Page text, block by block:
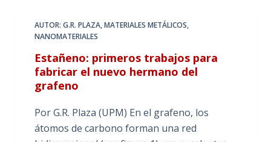
AUTOR: G.R. PLAZA,MATERIALES METÁLICOS,
NANOMATERIALES
Estañeno: primeros trabajos para
fabricar el nuevo hermano del
grafeno
Por G.R. Plaza (UPM) En el grafeno, los
átomos de carbono forman una red